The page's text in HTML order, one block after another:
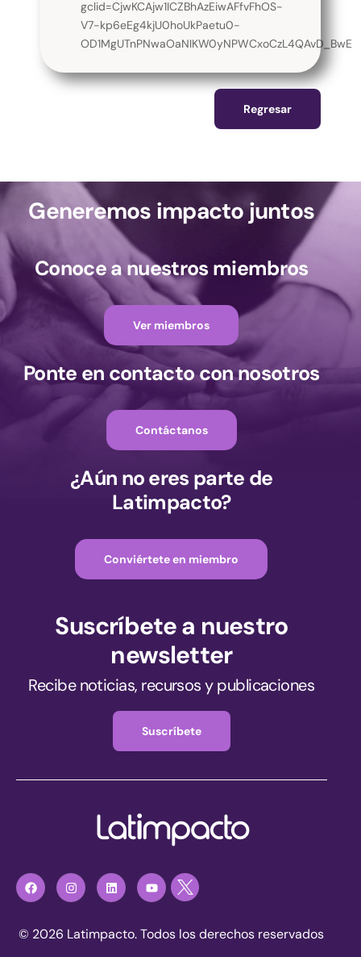
gclid=CjwKCAjw1ICZBhAzEiwAFfvFhOS-
V7-kp6eEg4kjU0hoUkPaetu0-
OD1MgUTnPNwaOaNIKW0yNPWCxoCzL4QAvD_BwE
Regresar
Generemos impacto juntos
Conoce a nuestros miembros
Ver miembros
Ponte en contacto con nosotros
Contáctanos
¿Aún no eres parte de
Latimpacto?
Conviértete en miembro
Suscríbete a nuestro
newsletter
Recibe noticias, recursos y publicaciones
Suscríbete
© 2026 Latimpacto. Todos los derechos reservados